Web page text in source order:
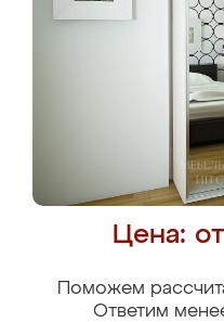
Цена:
Поможем
Ответим